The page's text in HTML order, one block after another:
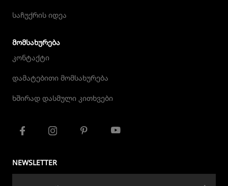
საჩუქრის იდეა
ᲛᲝᲛᲡᲐᲮᲣᲠᲔᲑᲐ
კონტაქტი
დამატებითი მომსახურება
ხშირად დასმული კითხვები
NEWSLETTER